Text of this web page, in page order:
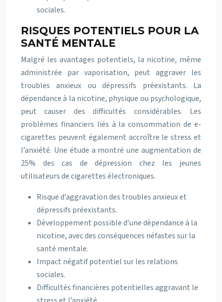
sociales.
RISQUES POTENTIELS POUR LA
SANTÉ MENTALE
Malgré les avantages potentiels, la nicotine, même
administrée par vaporisation, peut aggraver les
troubles anxieux ou dépressifs préexistants. La
dépendance à la nicotine, physique ou psychologique,
peut causer des difficultés considérables. Les
problèmes financiers liés à la consommation de e-
cigarettes peuvent également accroître le stress et
l’anxiété. Une étude a montré une augmentation de
25% des cas de dépression chez les jeunes
utilisateurs de cigarettes électroniques.
Risque d’aggravation des troubles anxieux et
dépressifs préexistants.
Développement possible d’une dépendance à la
nicotine, avec des conséquences néfastes sur la
santé mentale.
Impact négatif potentiel sur les relations
sociales.
Difficultés financières potentielles aggravant le